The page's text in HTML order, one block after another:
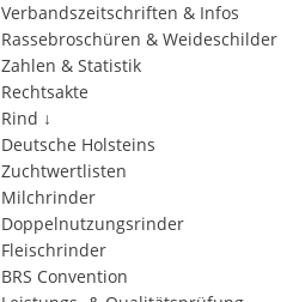
Verbandszeitschriften & Infos
Rassebroschüren & Weideschilder
Zahlen & Statistik
Rechtsakte
Rind ↓
Deutsche Holsteins
Zuchtwertlisten
Milchrinder
Doppelnutzungsrinder
Fleischrinder
BRS Convention